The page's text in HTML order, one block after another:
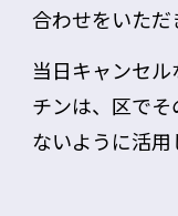
合わせをいただ
当日キャンセ
チンは、区で
ないように活用